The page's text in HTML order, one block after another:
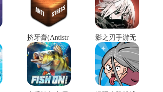
挤牙膏(Antistr
ess)手机正版
影之刃手游无
广告版